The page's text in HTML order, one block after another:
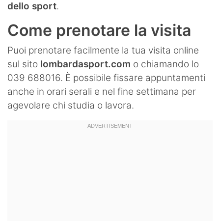
dello sport.
Come prenotare la visita
Puoi prenotare facilmente la tua visita online
sul sito lombardasport.com o chiamando lo
039 688016. È possibile fissare appuntamenti
anche in orari serali e nel fine settimana per
agevolare chi studia o lavora.